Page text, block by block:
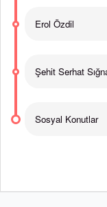
Erol Özdil
Şehit Serhat
Sosyal Konutlar